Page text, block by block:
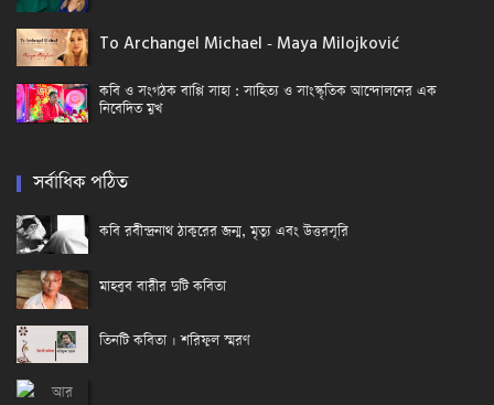
To Archangel Michael - Maya Milojković
কবি ও সংগঠক বাপ্পি সাহা : সাহিত্য ও সাংস্কৃতিক আন্দোলনের এক
নিবেদিত মুখ
সর্বাধিক পঠিত
কবি রবীন্দ্রনাথ ঠাকুরের জন্ম, মৃত্যু এবং উত্তরসূরি
মাহবুব বারীর দুটি কবিতা
তিনটি কবিতা । শরিফুল স্মরণ